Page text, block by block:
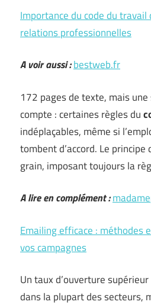
Importance du code du
relations professionnelles
A voir aussi :bestweb.fr
172 pages de texte, mais
compte : certaines règles du
indéplaçables, même si
tombent d’accord. Le
grain, imposant toujours la
A lire en complément :
Emailing efficace : méthodes
vos campagnes
Un taux d’ouverture
dans la plupart des secteurs,